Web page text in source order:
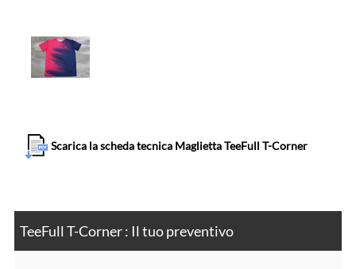
Scarica la scheda tecnica Maglietta TeeFull T-Corner
TeeFull T-Corner : Il tuo preventivo